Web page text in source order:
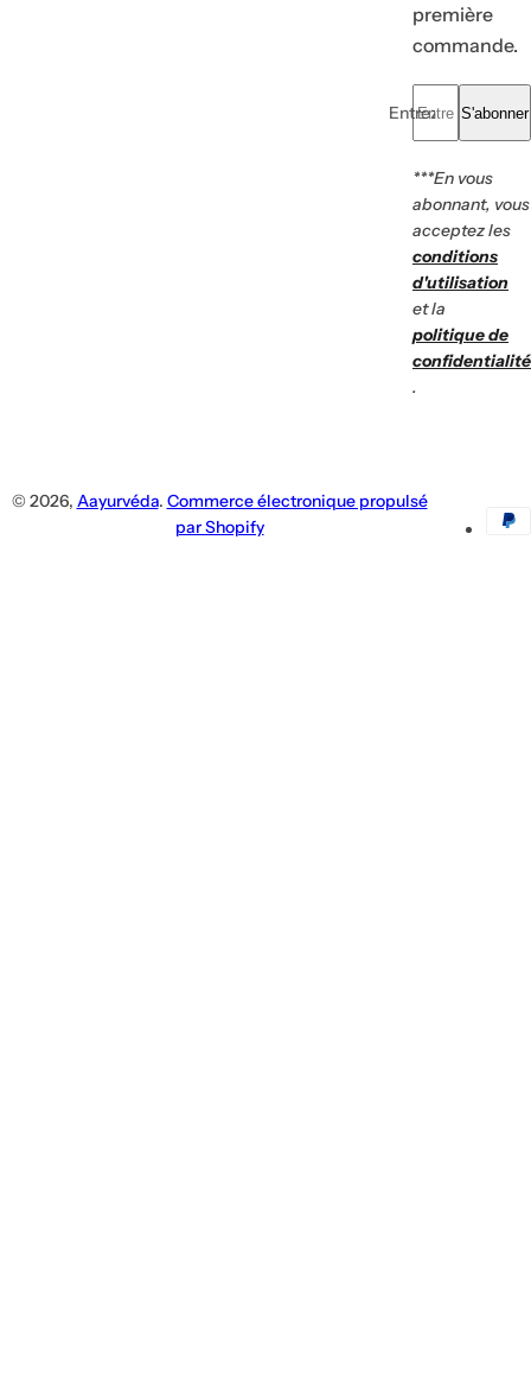
première
commande.
Entrez votre e-
S'abonner
***En vous
abonnant, vous
acceptez les
conditions
d'utilisation
et la
politique de
confidentialité
.
© 2026, Aayurvéda. Commerce électronique propulsé
par Shopify